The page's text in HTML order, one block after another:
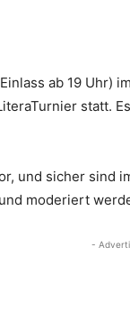
ab 19
statt.
und sicher sind
moderiert
-